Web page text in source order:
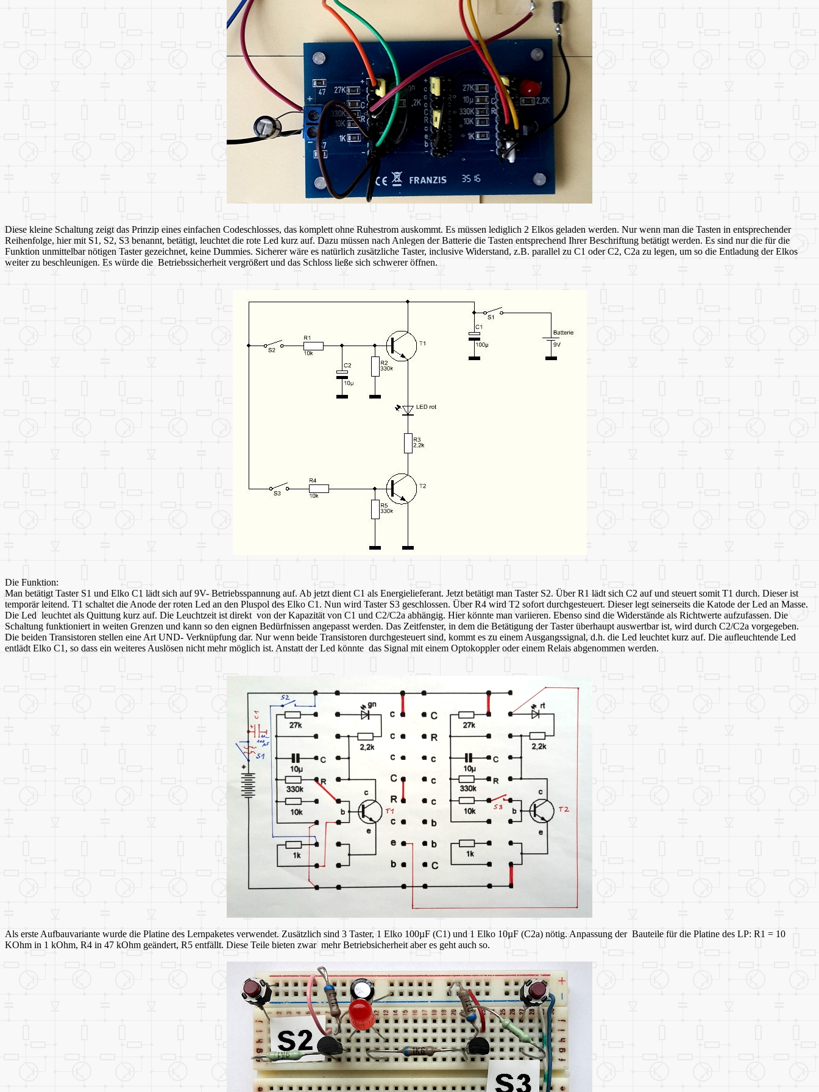
Diese kleine Schaltung zeigt das Prinzip eines einfachen Codeschlosses, das komplett ohne Ruhestrom auskommt. Es müssen lediglich 2 Elkos geladen werden. Nur wenn man die Tasten in entsprechender
Reihenfolge, hier mit S1, S2, S3 benannt, betätigt, leuchtet die rote Led kurz auf. Dazu müssen nach Anlegen der Batterie die Tasten entsprechend Ihrer Beschriftung betätigt werden. Es sind nur die für die
Funktion unmittelbar nötigen Taster gezeichnet, keine Dummies. Sicherer wäre es natürlich zusätzliche Taster, inclusive Widerstand, z.B. parallel zu C1 oder C2, C2a zu legen, um so die Entladung der Elkos
weiter zu beschleunigen. Es würde die Betriebssicherheit vergrößert und das Schloss ließe sich schwerer öffnen.
Die Funktion:
Man betätigt Taster S1 und Elko C1 lädt sich auf 9V- Betriebsspannung auf. Ab jetzt dient C1 als Energielieferant. Jetzt betätigt man Taster S2. Über R1 lädt sich C2 auf und steuert somit T1 durch. Dieser ist
temporär leitend. T1 schaltet die Anode der roten Led an den Pluspol des Elko C1. Nun wird Taster S3 geschlossen. Über R4 wird T2 sofort durchgesteuert. Dieser legt seinerseits die Katode der Led an Masse.
Die Led leuchtet als Quittung kurz auf. Die Leuchtzeit ist direkt von der Kapazität von C1 und C2/C2a abhängig. Hier könnte man variieren. Ebenso sind die Widerstände als Richtwerte aufzufassen. Die
Schaltung funktioniert in weiten Grenzen und kann so den eignen Bedürfnissen angepasst werden. Das Zeitfenster, in dem die Betätigung der Taster überhaupt auswertbar ist, wird durch C2/C2a vorgegeben.
Die beiden Transistoren stellen eine Art UND- Verknüpfung dar. Nur wenn beide Transistoren durchgesteuert sind, kommt es zu einem Ausgangssignal, d.h. die Led leuchtet kurz auf. Die aufleuchtende Led
entlädt Elko C1, so dass ein weiteres Auslösen nicht mehr möglich ist. Anstatt der Led könnte das Signal mit einem Optokoppler oder einem Relais abgenommen werden.
Als erste Aufbauvariante wurde die Platine des Lernpaketes verwendet. Zusätzlich sind 3 Taster, 1 Elko 100µF (C1) und 1 Elko 10µF (C2a) nötig. Anpassung der Bauteile für die Platine des LP: R1 = 10
KOhm in 1 kOhm, R4 in 47 kOhm geändert, R5 entfällt. Diese Teile bieten zwar mehr Betriebsicherheit aber es geht auch so.